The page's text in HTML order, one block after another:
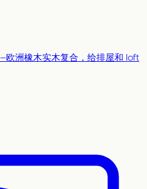
欧洲橡木实木复合，给排屋和 loft